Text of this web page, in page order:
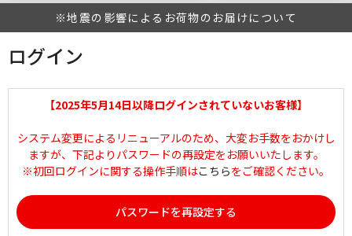
※地震の影響によるお荷物のお届けについて
ログイン
【2025年5月14日以降ログインされていないお客様】
システム変更によるリニューアルのため、大変お手数をおかけし
ますが、下記よりパスワードの再設定をお願いいたします。
※初回ログインに関する操作手順はこちらをご確認ください。
パスワードを再設定する